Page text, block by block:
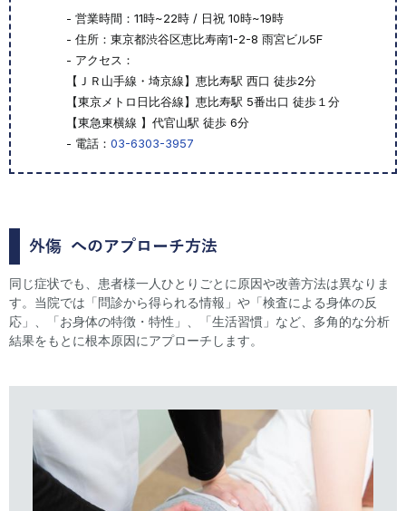
- 営業時間：11時~22時 / 日祝 10時~19時
- 住所：東京都渋谷区恵比寿南1-2-8 雨宮ビル5F
- アクセス：
【ＪＲ山手線・埼京線】恵比寿駅 西口 徒歩2分
【東京メトロ日比谷線】恵比寿駅 5番出口 徒歩１分
【東急東横線 】代官山駅 徒歩 6分
- 電話： 03-6303-3957
外傷 へのアプローチ方法
同じ症状でも、患者様一人ひとりごとに原因や改善方法は異なりま
す。当院では「問診から得られる情報」や「検査による身体の反
応」、「お身体の特徴・特性」、「生活習慣」など、多角的な分析
結果をもとに根本原因にアプローチします。